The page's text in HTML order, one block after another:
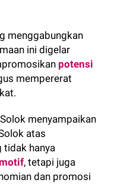
menggabungkan
ini digelar
potensi
mempererat
menyampaikan
atas
tidak hanya
, tetapi juga
dan promosi